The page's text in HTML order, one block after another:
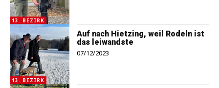
13. BEZIRK
13. BEZIRK
Auf nach Hietzing, weil Rodeln ist
das leiwandste
07/12/2023